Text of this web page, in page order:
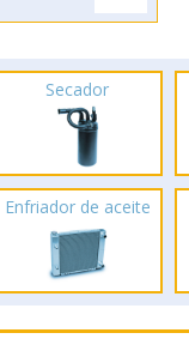
Secador
Enfriador de aceite